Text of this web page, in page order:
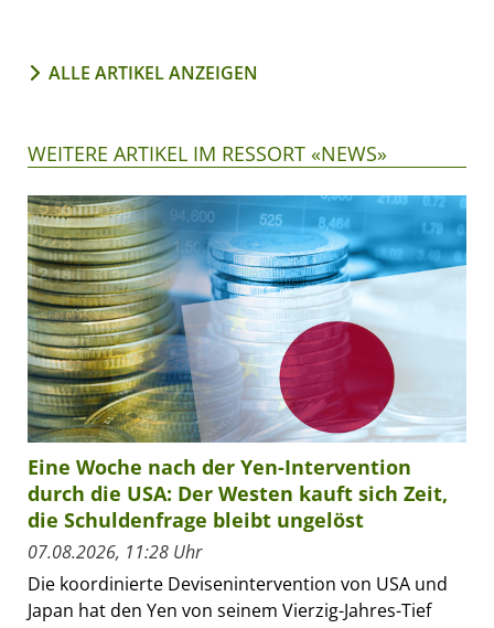
ALLE ARTIKEL ANZEIGEN
WEITERE ARTIKEL IM RESSORT «NEWS»
Eine Woche nach der Yen-Intervention
durch die USA: Der Westen kauft sich Zeit,
die Schuldenfrage bleibt ungelöst
07.08.2026, 11:28 Uhr
Die koordinierte Devisenintervention von USA und
Japan hat den Yen von seinem Vierzig-Jahres-Tief